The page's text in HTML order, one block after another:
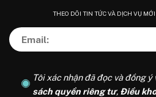
THEO DÕI TIN TỨC VÀ DỊCH VỤ
Tôi xác nhận đã đọc và đồng
sách quyền riêng tư, Điều